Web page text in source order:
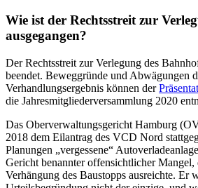
Wie ist der Rechtsstreit zur
ausgegangen?
Der Rechtsstreit zur Verlegung des
beendet. Beweggründe und Abwägungen
Verhandlungsergebnis können der
die Jahresmitgliederversammlung 2020
Das Oberverwaltungsgericht Hamburg
2018 dem Eilantrag des VCD Nord
Planungen „vergessene“
Gericht benannter offensichtlicher Mangel,
Verhängung des Baustopps ausreichte. Er